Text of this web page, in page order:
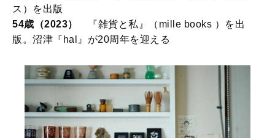
ス）を出版
54歳（2023）
『雑貨と私』（mille books ）を出
版。沼津『hal』が20周年を迎える